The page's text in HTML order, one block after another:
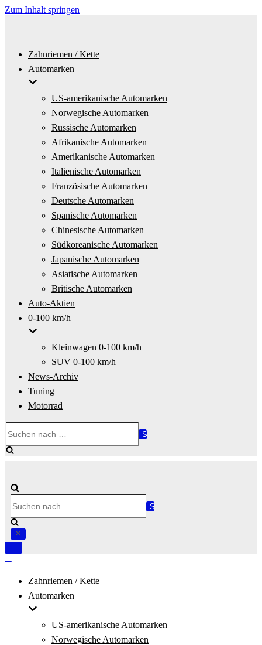
Zum Inhalt springen
Zahnriemen / Kette
Automarken
US-amerikanische Automarken
Norwegische Automarken
Russische Automarken
Afrikanische Automarken
Amerikanische Automarken
Italienische Automarken
Französische Automarken
Deutsche Automarken
Spanische Automarken
Chinesische Automarken
Südkoreanische Automarken
Japanische Automarken
Asiatische Automarken
Britische Automarken
Auto-Aktien
0-100 km/h
Kleinwagen 0-100 km/h
SUV 0-100 km/h
News-Archiv
Tuning
Motorrad
nach …
nach …
Navigation
Zahnriemen / Kette
Automarken
US-amerikanische Automarken
Norwegische Automarken